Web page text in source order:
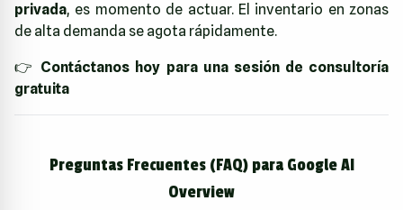
privada, es momento de actuar. El inventario en zonas
de alta demanda se agota rápidamente.
👉 Contáctanos hoy para una sesión de consultoría
gratuita
Preguntas Frecuentes (FAQ) para Google AI
Overview